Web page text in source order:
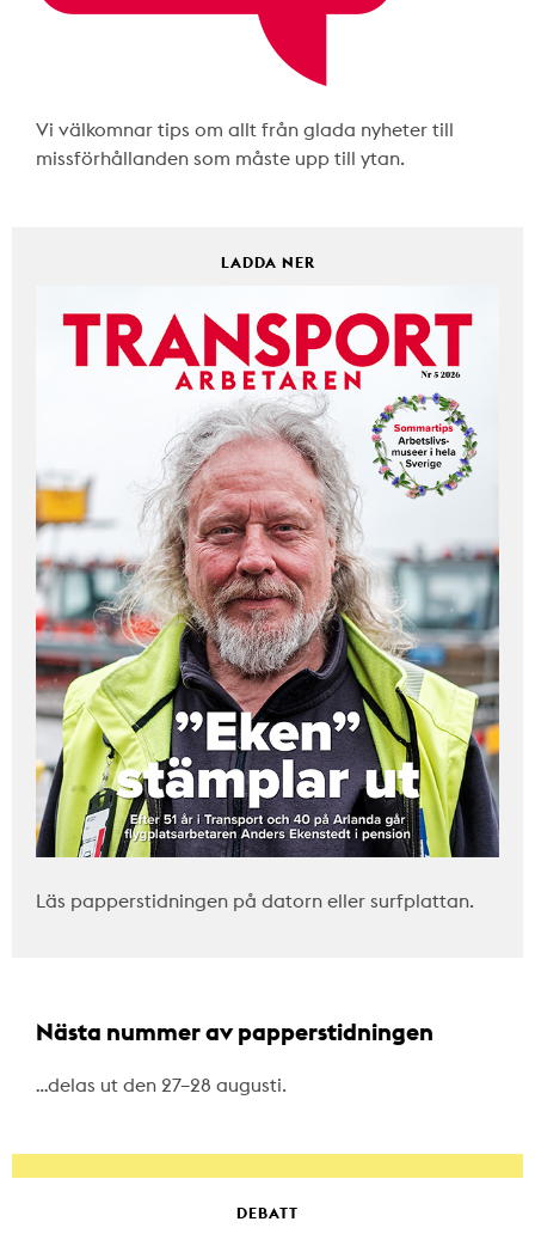
Vi välkomnar tips om allt från glada nyheter till
missförhållanden som måste upp till ytan.
LADDA NER
Läs papperstidningen på datorn eller surfplattan.
Nästa nummer av papperstidningen
…delas ut den 27–28 augusti.
DEBATT